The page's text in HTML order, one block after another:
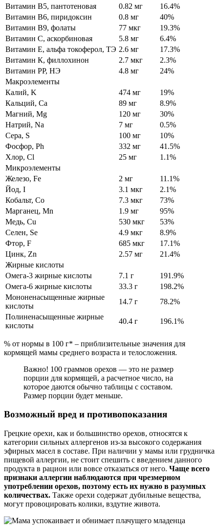
Витамин В5, пантотеновая 0.82 мг
16.4%
Витамин В6, пиридоксин
0.8 мг
40%
Витамин В9, фолаты
77 мкг
19.3%
Витамин C, аскорбиновая
5.8 мг
6.4%
Витамин Е, альфа токоферол, ТЭ 2.6 мг
17.3%
Витамин К, филлохинон
2.7 мкг
2.3%
Витамин РР, НЭ
4.8 мг
24%
Макроэлементы
Калий, K
474 мг
19%
Кальций, Ca
89 мг
8.9%
Магний, Mg
120 мг
30%
Натрий, Na
7 мг
0.5%
Сера, S
100 мг
10%
Фосфор, Ph
332 мг
41.5%
Хлор, Cl
25 мг
1.1%
Микроэлементы
Железо, Fe
2 мг
11.1%
Йод, I
3.1 мкг
2.1%
Кобальт, Co
7.3 мкг
73%
Марганец, Mn
1.9 мг
95%
Медь, Cu
530 мкг
53%
Селен, Se
4.9 мкг
8.9%
Фтор, F
685 мкг
17.1%
Цинк, Zn
2.57 мг
21.4%
Жирные кислоты
Омега-3 жирные кислоты
7.1 г
191.9%
Омега-6 жирные кислоты
33.3 г
198.2%
Мононенасыщенные жирные
кислоты
14.7 г
78.2%
Полиненасыщенные жирные
кислоты
40.4 г 196.1%
% от нормы в 100 г* – приблизительные значения для
кормящей мамы среднего возраста и телосложения.
Важно! 100 граммов орехов — это не размер
порции для кормящей, а расчетное число, на
которое даются обычно таблицы с составом.
Размер порции будет меньше.
Возможный вред и противопоказания
Грецкие орехи, как и большинство орехов, относятся к
категории сильных аллергенов из-за высокого содержания
эфирных масел в составе. При наличии у мамы или грудничка
пищевой аллергии, не стоит спешить с введением данного
продукта в рацион или вовсе отказаться от него. Чаще всего
признаки аллергии наблюдаются при чрезмерном
употреблении орехов, поэтому есть их нужно в разумных
количествах. Также орехи содержат дубильные вещества,
могут провоцировать колики, вздутие живота.